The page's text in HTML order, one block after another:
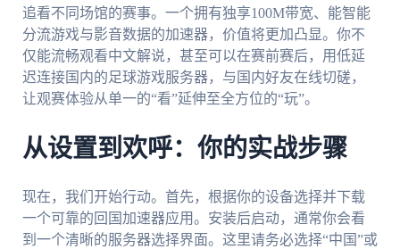
追看不同场馆的赛事。一个拥有独享100M带宽、能智能
分流游戏与影音数据的加速器，价值将更加凸显。你不
仅能流畅观看中文解说，甚至可以在赛前赛后，用低延
迟连接国内的足球游戏服务器，与国内好友在线切磋，
让观赛体验从单一的“看”延伸至全方位的“玩”。
从设置到欢呼：你的实战步骤
现在，我们开始行动。首先，根据你的设备选择并下载
一个可靠的回国加速器应用。安装后启动，通常你会看
到一个清晰的服务器选择界面。这里请务必选择“中国”或